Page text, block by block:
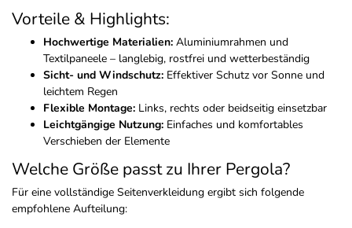
Vorteile & Highlights:
Hochwertige Materialien: Aluminiumrahmen und
Textilpaneele – langlebig, rostfrei und wetterbeständig
Sicht- und Windschutz: Effektiver Schutz vor Sonne und
leichtem Regen
Flexible Montage: Links, rechts oder beidseitig einsetzbar
Leichtgängige Nutzung: Einfaches und komfortables
Verschieben der Elemente
Welche Größe passt zu Ihrer Pergola?
Für eine vollständige Seitenverkleidung ergibt sich folgende
empfohlene Aufteilung: